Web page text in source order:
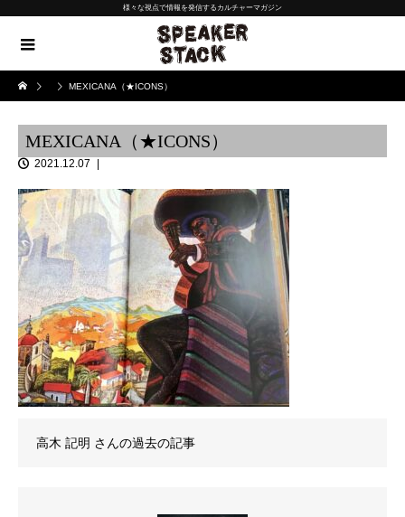
様々な視点で情報を発信するカルチャーマガジン
MEXICANA（★ICONS）
MEXICANA（★ICONS）
2021.12.07
高木 記明 さんの過去の記事